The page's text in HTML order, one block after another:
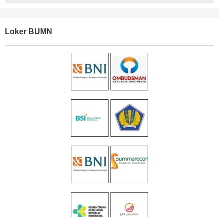
Loker BUMN